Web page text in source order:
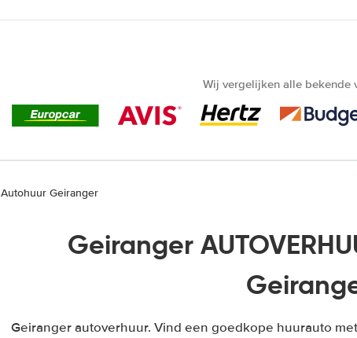
Wij vergelijken alle bekende
Autohuur Geiranger
Geiranger
Geiranger autoverhuur. Vind een goedkope huurauto